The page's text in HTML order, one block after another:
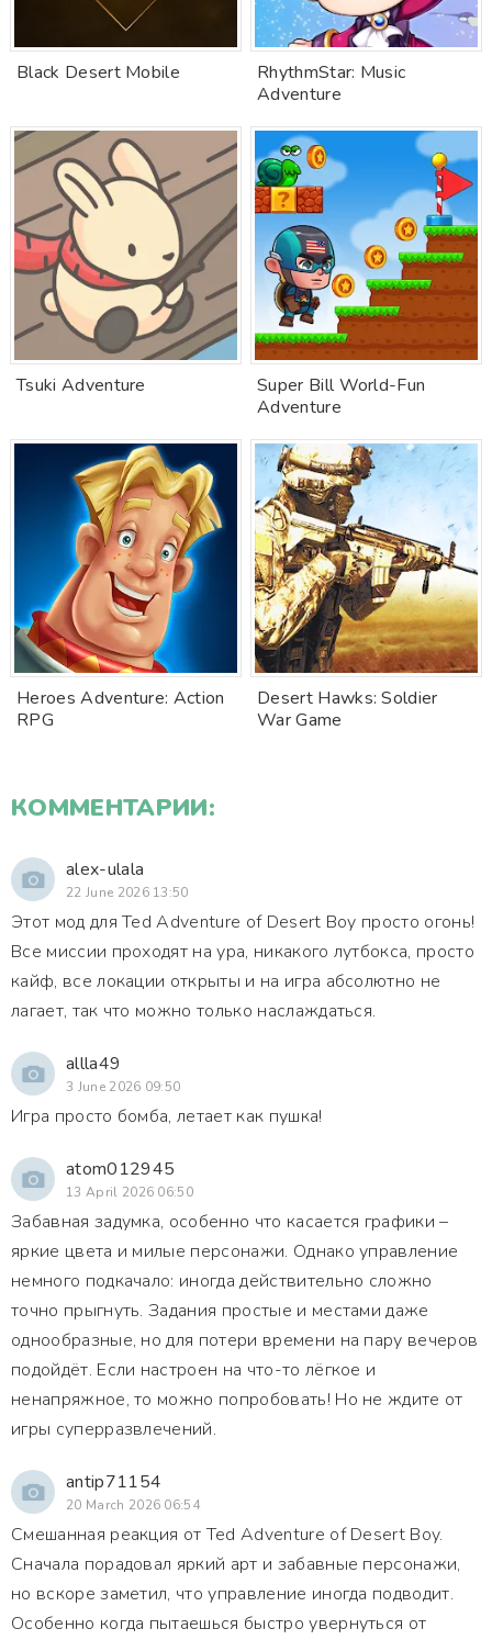
Black Desert Mobile
RhythmStar: Music
Adventure
Tsuki Adventure
Super Bill World-Fun
Adventure
Heroes Adventure: Action
RPG
Desert Hawks: Soldier
War Game
КОММЕНТАРИИ:
alex-ulala
22 June 2026 13:50
Этот мод для Ted Adventure of Desert Boy просто огонь!
Все миссии проходят на ура, никакого лутбокса, просто
кайф, все локации открыты и на игра абсолютно не
лагает, так что можно только наслаждаться.
allla49
3 June 2026 09:50
Игра просто бомба, летает как пушка!
atom012945
13 April 2026 06:50
Забавная задумка, особенно что касается графики –
яркие цвета и милые персонажи. Однако управление
немного подкачало: иногда действительно сложно
точно прыгнуть. Задания простые и местами даже
однообразные, но для потери времени на пару вечеров
подойдёт. Если настроен на что-то лёгкое и
ненапряжное, то можно попробовать! Но не ждите от
игры суперразвлечений.
antip71154
20 March 2026 06:54
Смешанная реакция от Ted Adventure of Desert Boy.
Сначала порадовал яркий арт и забавные персонажи,
но вскоре заметил, что управление иногда подводит.
Особенно когда пытаешься быстро увернуться от